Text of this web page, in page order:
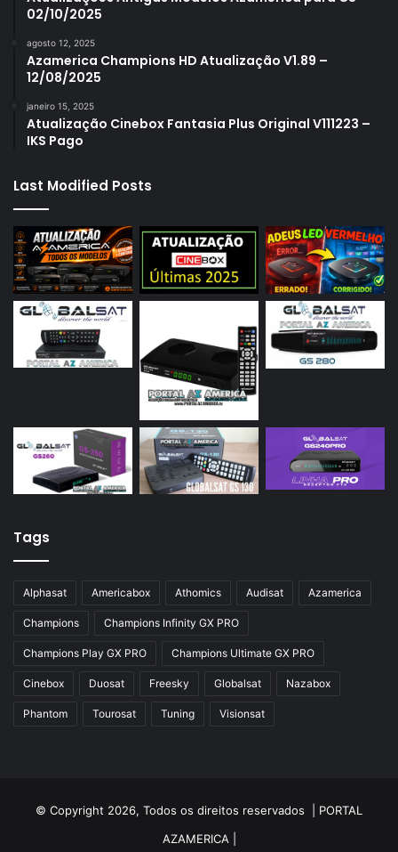
02/10/2025
agosto 12, 2025
Azamerica Champions HD Atualização V1.89 –
12/08/2025
janeiro 15, 2025
Atualização Cinebox Fantasia Plus Original V111223 –
IKS Pago
Last Modified Posts
Tags
Alphasat Americabox Athomics Audisat Azamerica
Champions Champions Infinity GX PRO
Champions Play GX PRO Champions Ultimate GX PRO
Cinebox Duosat Freesky Globalsat Nazabox
Phantom Tourosat Tuning Visionsat
© Copyright 2026, Todos os direitos reservados | PORTAL
AZAMERICA